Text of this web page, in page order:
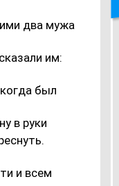
два мужа
им:
был
в руки
и всем